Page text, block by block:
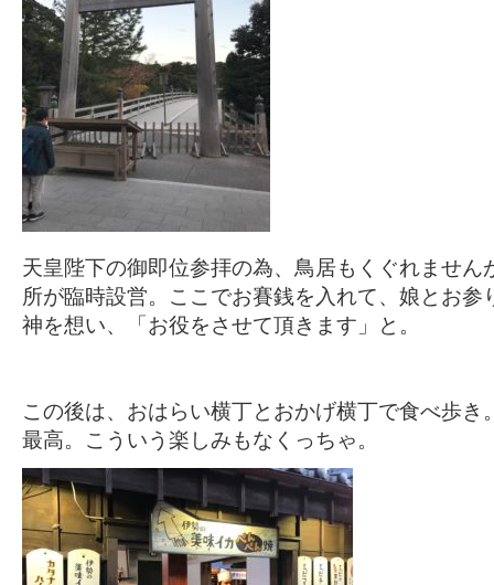
天皇陛下の御即位参拝の為、鳥居もくぐれません
所が臨時設営。ここでお賽銭を入れて、娘とお参
神を想い、「お役をさせて頂きます」と。
この後は、おはらい横丁とおかげ横丁で食べ歩き
最高。こういう楽しみもなくっちゃ。